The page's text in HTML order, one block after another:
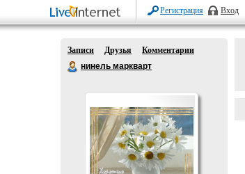
Регистрация Вход
Записи Друзья
Комментарии
нинель маркварт